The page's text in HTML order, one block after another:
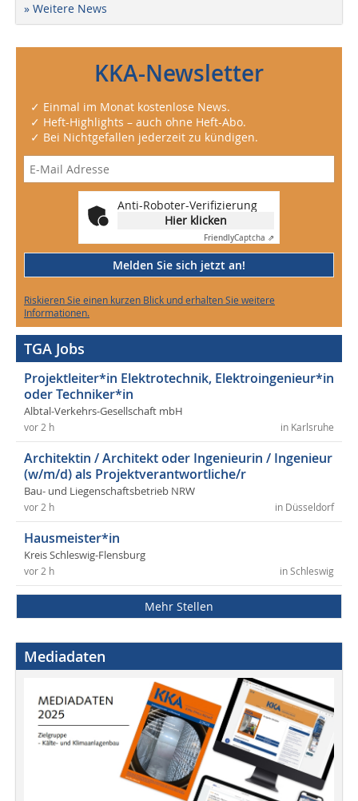
» Weitere News
KKA-Newsletter
✓ Einmal im Monat kostenlose News.
✓ Heft-Highlights – auch ohne Heft-Abo.
✓ Bei Nichtgefallen jederzeit zu kündigen.
Anti-Roboter-Verifizierung
Hier klicken
FriendlyCaptcha ⇗
Melden Sie sich jetzt an!
Riskieren Sie einen kurzen Blick und erhalten Sie weitere
Informationen.
TGA Jobs
Projektleiter*in Elektrotechnik, Elektroingenieur*in
oder Techniker*in
Albtal-Verkehrs-Gesellschaft mbH
in Karlsruhe
vor 2 h
Architektin / Architekt oder Ingenieurin / Ingenieur
(w/m/d) als Projektverantwortliche/r
Bau- und Liegenschaftsbetrieb NRW
in Düsseldorf
vor 2 h
Hausmeister*in
Kreis Schleswig-Flensburg
in Schleswig
vor 2 h
Mehr Stellen
Mediadaten